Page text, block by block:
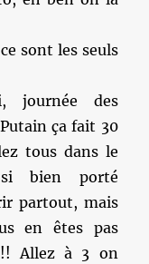
sont les seuls
journée des
ça fait 30
tous dans le
si bien porté
partout, mais
en êtes pas
Allez à 3 on